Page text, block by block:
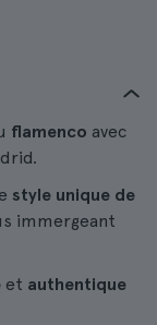
flamenco avec
style unique de
immergeant
et authentique